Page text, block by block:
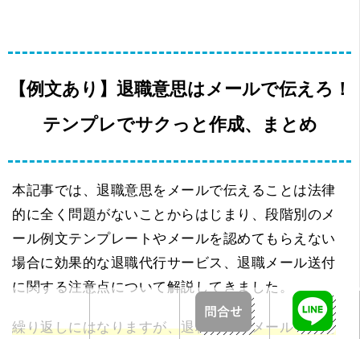
【例文あり】退職意思はメールで伝えろ！
テンプレでサクっと作成、まとめ
本記事では、退職意思をメールで伝えることは法律
的に全く問題がないことからはじまり、段階別のメ
ール例文テンプレートやメールを認めてもらえない
場合に効果的な退職代行サービス、退職メール送付
に関する注意点について解説してきました。
繰り返しにはなりますが、退職意思をメールで伝え